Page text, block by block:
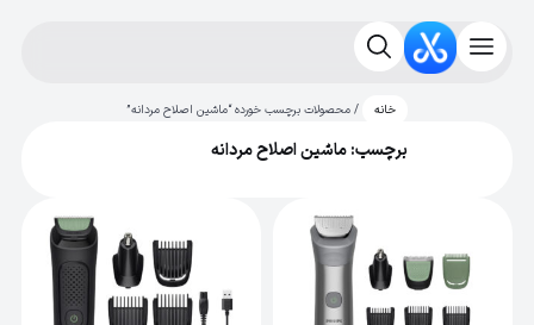
خانه / محصولات برچسب خورده “ماشین اصلاح مردانه”
برچسب: ماشین اصلاح مردانه